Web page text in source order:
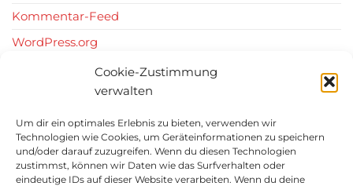
Cookie-Zustimmung
verwalten
Um dir ein optimales Erlebnis zu bieten, verwenden wir
Technologien wie Cookies, um Geräteinformationen zu speichern
und/oder darauf zuzugreifen. Wenn du diesen Technologien
zustimmst, können wir Daten wie das Surfverhalten oder
eindeutige IDs auf dieser Website verarbeiten. Wenn du deine
Kommentar-Feed
WordPress.org
Angaben gemäß §5 TMG und verantwortlich
i.S.d. § 18 Abs. 2 MStV: